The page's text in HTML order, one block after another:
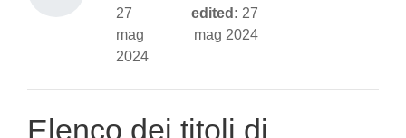
27
mag
2024
edited: 27
mag 2024
Elenco dei titoli di